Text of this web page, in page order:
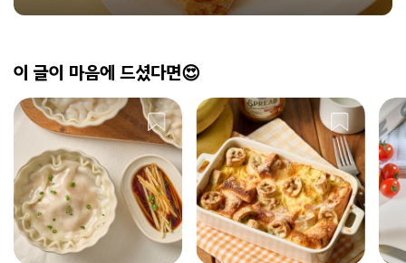
이 글이 마음에 드셨다면😍